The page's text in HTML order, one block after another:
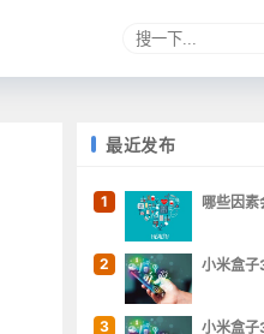
最近发布
1
哪些因素
2
3